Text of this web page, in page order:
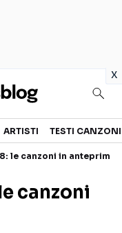
x
CANZONI
ARTISTI TESTI CANZONI
le canzoni in anteprima
canzoni